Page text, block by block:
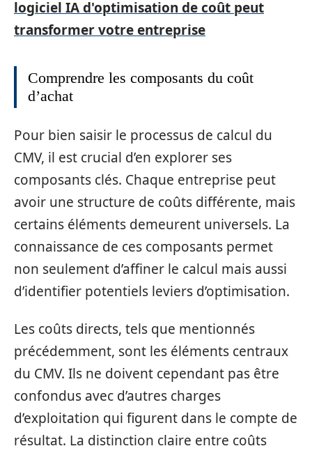
logiciel IA d'optimisation de coût peut
transformer votre entreprise
Comprendre les composants du coût
d’achat
Pour bien saisir le processus de calcul du
CMV, il est crucial d’en explorer ses
composants clés. Chaque entreprise peut
avoir une structure de coûts différente, mais
certains éléments demeurent universels. La
connaissance de ces composants permet
non seulement d’affiner le calcul mais aussi
d’identifier potentiels leviers d’optimisation.
Les coûts directs, tels que mentionnés
précédemment, sont les éléments centraux
du CMV. Ils ne doivent cependant pas être
confondus avec d’autres charges
d’exploitation qui figurent dans le compte de
résultat. La distinction claire entre coûts